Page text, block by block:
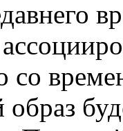
со
образ